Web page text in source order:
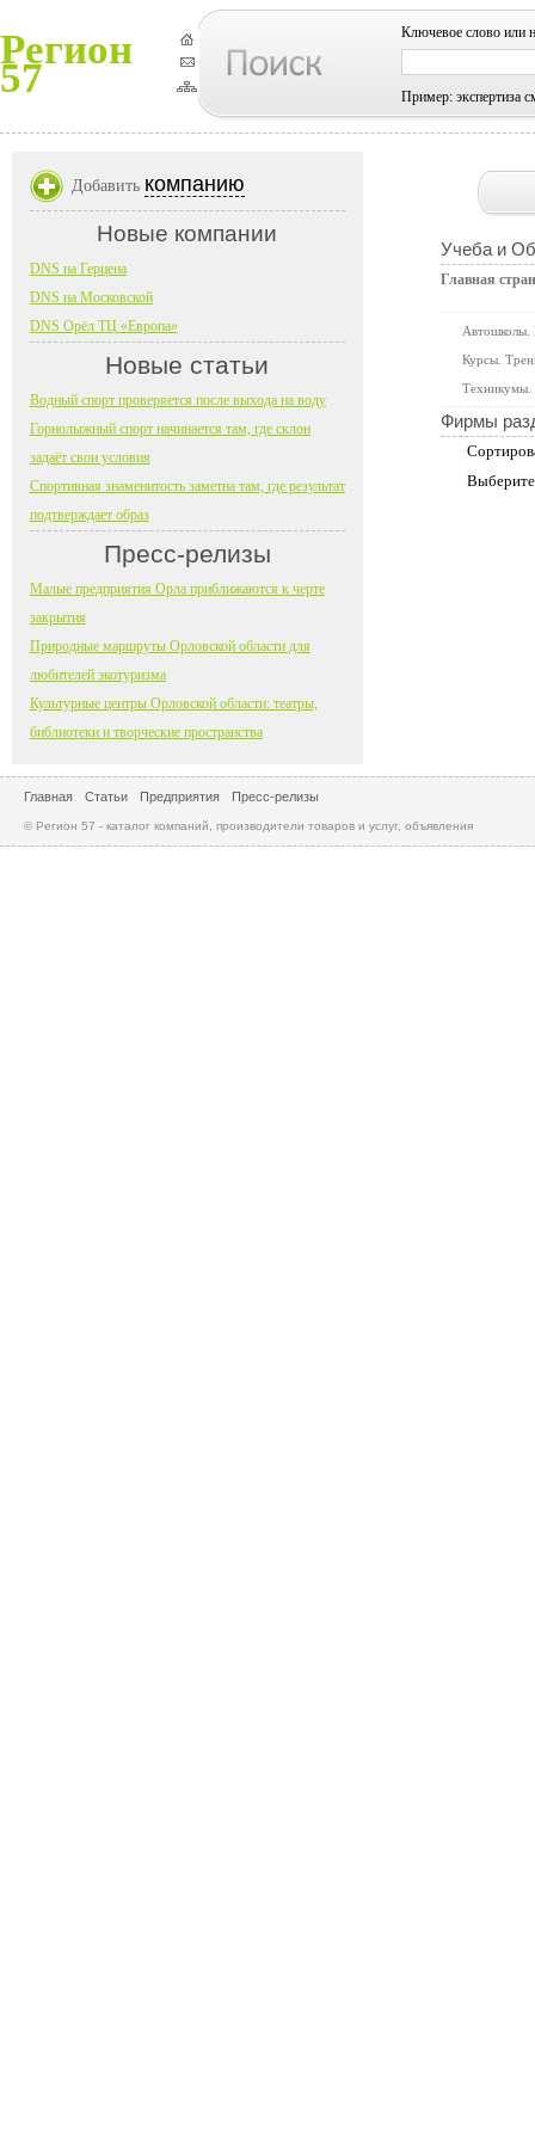
Регион
57
Ключевое слово или
Пример: экспертиза
Учеба и
Главная
Автошколы.
Курсы.
Техникумы.
Фирмы
Добавить компанию
Новые компании
DNS на Герцена
DNS на Московской
DNS Орёл ТЦ «Европа»
Новые статьи
Водный спорт проверяется после выхода на воду
Горнолыжный спорт начинается там, где склон
задаёт свои условия
Спортивная знаменитость заметна там, где результат
подтверждает образ
Пресс-релизы
Малые предприятия Орла приближаются к черте
закрытия
Природные маршруты Орловской области для
любителей экотуризма
Культурные центры Орловской области: театры,
библиотеки и творческие пространства
Главная Статьи Предприятия Пресс-релизы
© Регион 57 - каталог компаний, производители товаров и услуг, объявления